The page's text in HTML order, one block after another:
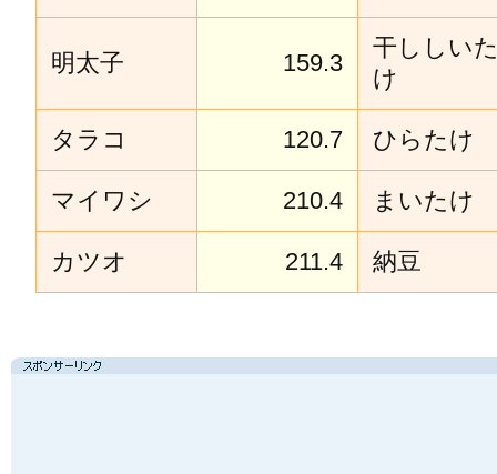
明太子 159.3
干ししい
け
タラコ 120.7 ひらたけ
マイワシ 210.4 まいたけ
カツオ 211.4 納豆